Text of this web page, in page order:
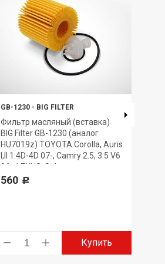
GB-1230 - BIG FILTER
Фильтр масляный (вставка)
BIG Filter GB-1230 (аналог
HU7019z) TOYOTA Corolla, Auris
I,II 1.4D-4D 07-, Camry 2.5, 3.5 V6
06-, LEXUS, Subaru
560 Р
Купить